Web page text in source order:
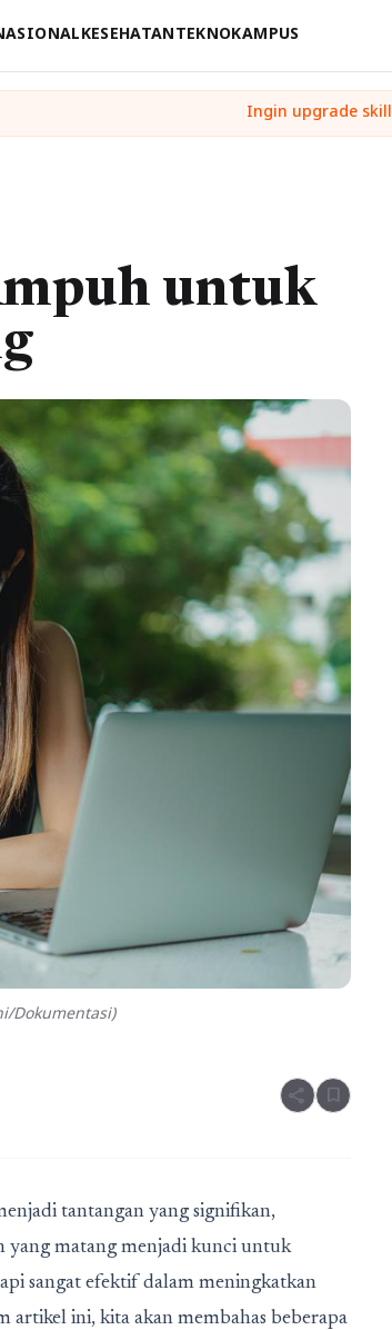
KESEHATANTEKNOKAMPUS
untuk
Dokumentasi)
share bookmark
tantangan yang signifikan,
yang matang menjadi kunci untuk
sangat efektif dalam meningkatkan
artikel ini, kita akan membahas beberapa